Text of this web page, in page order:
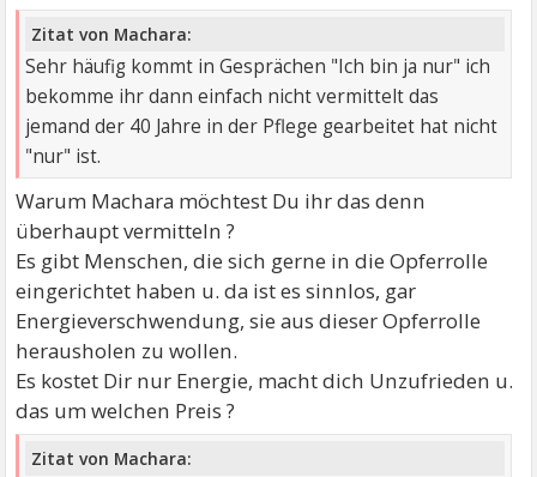
Zitat von Machara:
Sehr häufig kommt in Gesprächen "Ich bin ja nur" ich
bekomme ihr dann einfach nicht vermittelt das
jemand der 40 Jahre in der Pflege gearbeitet hat nicht
"nur" ist.
Warum Machara möchtest Du ihr das denn
überhaupt vermitteln ?
Es gibt Menschen, die sich gerne in die Opferrolle
eingerichtet haben u. da ist es sinnlos, gar
Energieverschwendung, sie aus dieser Opferrolle
herausholen zu wollen.
Es kostet Dir nur Energie, macht dich Unzufrieden u.
das um welchen Preis ?
Zitat von Machara: